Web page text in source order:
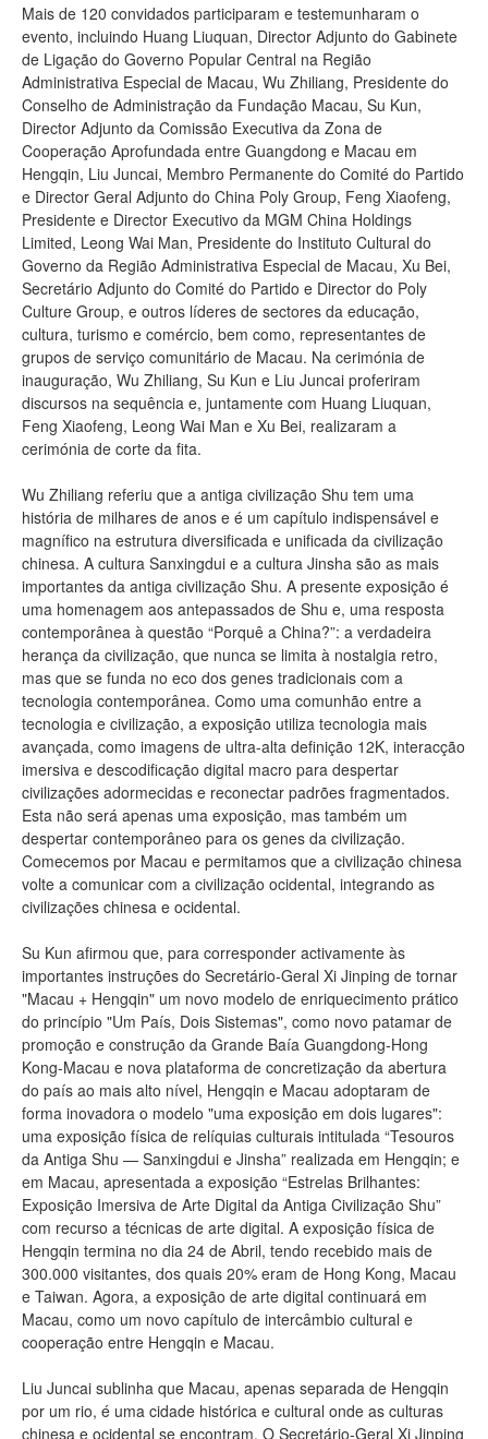
Mais de 120 convidados participaram e testemunharam o
evento, incluindo Huang Liuquan, Director Adjunto do Gabinete
de Ligação do Governo Popular Central na Região
Administrativa Especial de Macau, Wu Zhiliang, Presidente do
Conselho de Administração da Fundação Macau, Su Kun,
Director Adjunto da Comissão Executiva da Zona de
Cooperação Aprofundada entre Guangdong e Macau em
Hengqin, Liu Juncai, Membro Permanente do Comité do Partido
e Director Geral Adjunto do China Poly Group, Feng Xiaofeng,
Presidente e Director Executivo da MGM China Holdings
Limited, Leong Wai Man, Presidente do Instituto Cultural do
Governo da Região Administrativa Especial de Macau, Xu Bei,
Secretário Adjunto do Comité do Partido e Director do Poly
Culture Group, e outros líderes de sectores da educação,
cultura, turismo e comércio, bem como, representantes de
grupos de serviço comunitário de Macau. Na cerimónia de
inauguração, Wu Zhiliang, Su Kun e Liu Juncai proferiram
discursos na sequência e, juntamente com Huang Liuquan,
Feng Xiaofeng, Leong Wai Man e Xu Bei, realizaram a
cerimónia de corte da fita.
Wu Zhiliang referiu que a antiga civilização Shu tem uma
história de milhares de anos e é um capítulo indispensável e
magnífico na estrutura diversificada e unificada da civilização
chinesa. A cultura Sanxingdui e a cultura Jinsha são as mais
importantes da antiga civilização Shu. A presente exposição é
uma homenagem aos antepassados de Shu e, uma resposta
contemporânea à questão “Porquê a China?”: a verdadeira
herança da civilização, que nunca se limita à nostalgia retro,
mas que se funda no eco dos genes tradicionais com a
tecnologia contemporânea. Como uma comunhão entre a
tecnologia e civilização, a exposição utiliza tecnologia mais
avançada, como imagens de ultra-alta definição 12K, interacção
imersiva e descodificação digital macro para despertar
civilizações adormecidas e reconectar padrões fragmentados.
Esta não será apenas uma exposição, mas também um
despertar contemporâneo para os genes da civilização.
Comecemos por Macau e permitamos que a civilização chinesa
volte a comunicar com a civilização ocidental, integrando as
civilizações chinesa e ocidental.
Su Kun afirmou que, para corresponder activamente às
importantes instruções do Secretário-Geral Xi Jinping de tornar
"Macau + Hengqin" um novo modelo de enriquecimento prático
do princípio "Um País, Dois Sistemas", como novo patamar de
promoção e construção da Grande Baía Guangdong-Hong
Kong-Macau e nova plataforma de concretização da abertura
do país ao mais alto nível, Hengqin e Macau adoptaram de
forma inovadora o modelo "uma exposição em dois lugares":
uma exposição física de relíquias culturais intitulada “Tesouros
da Antiga Shu — Sanxingdui e Jinsha” realizada em Hengqin; e
em Macau, apresentada a exposição “Estrelas Brilhantes:
Exposição Imersiva de Arte Digital da Antiga Civilização Shu”
com recurso a técnicas de arte digital. A exposição física de
Hengqin termina no dia 24 de Abril, tendo recebido mais de
300.000 visitantes, dos quais 20% eram de Hong Kong, Macau
e Taiwan. Agora, a exposição de arte digital continuará em
Macau, como um novo capítulo de intercâmbio cultural e
cooperação entre Hengqin e Macau.
Liu Juncai sublinha que Macau, apenas separada de Hengqin
por um rio, é uma cidade histórica e cultural onde as culturas
chinesa e ocidental se encontram. O Secretário-Geral Xi Jinping